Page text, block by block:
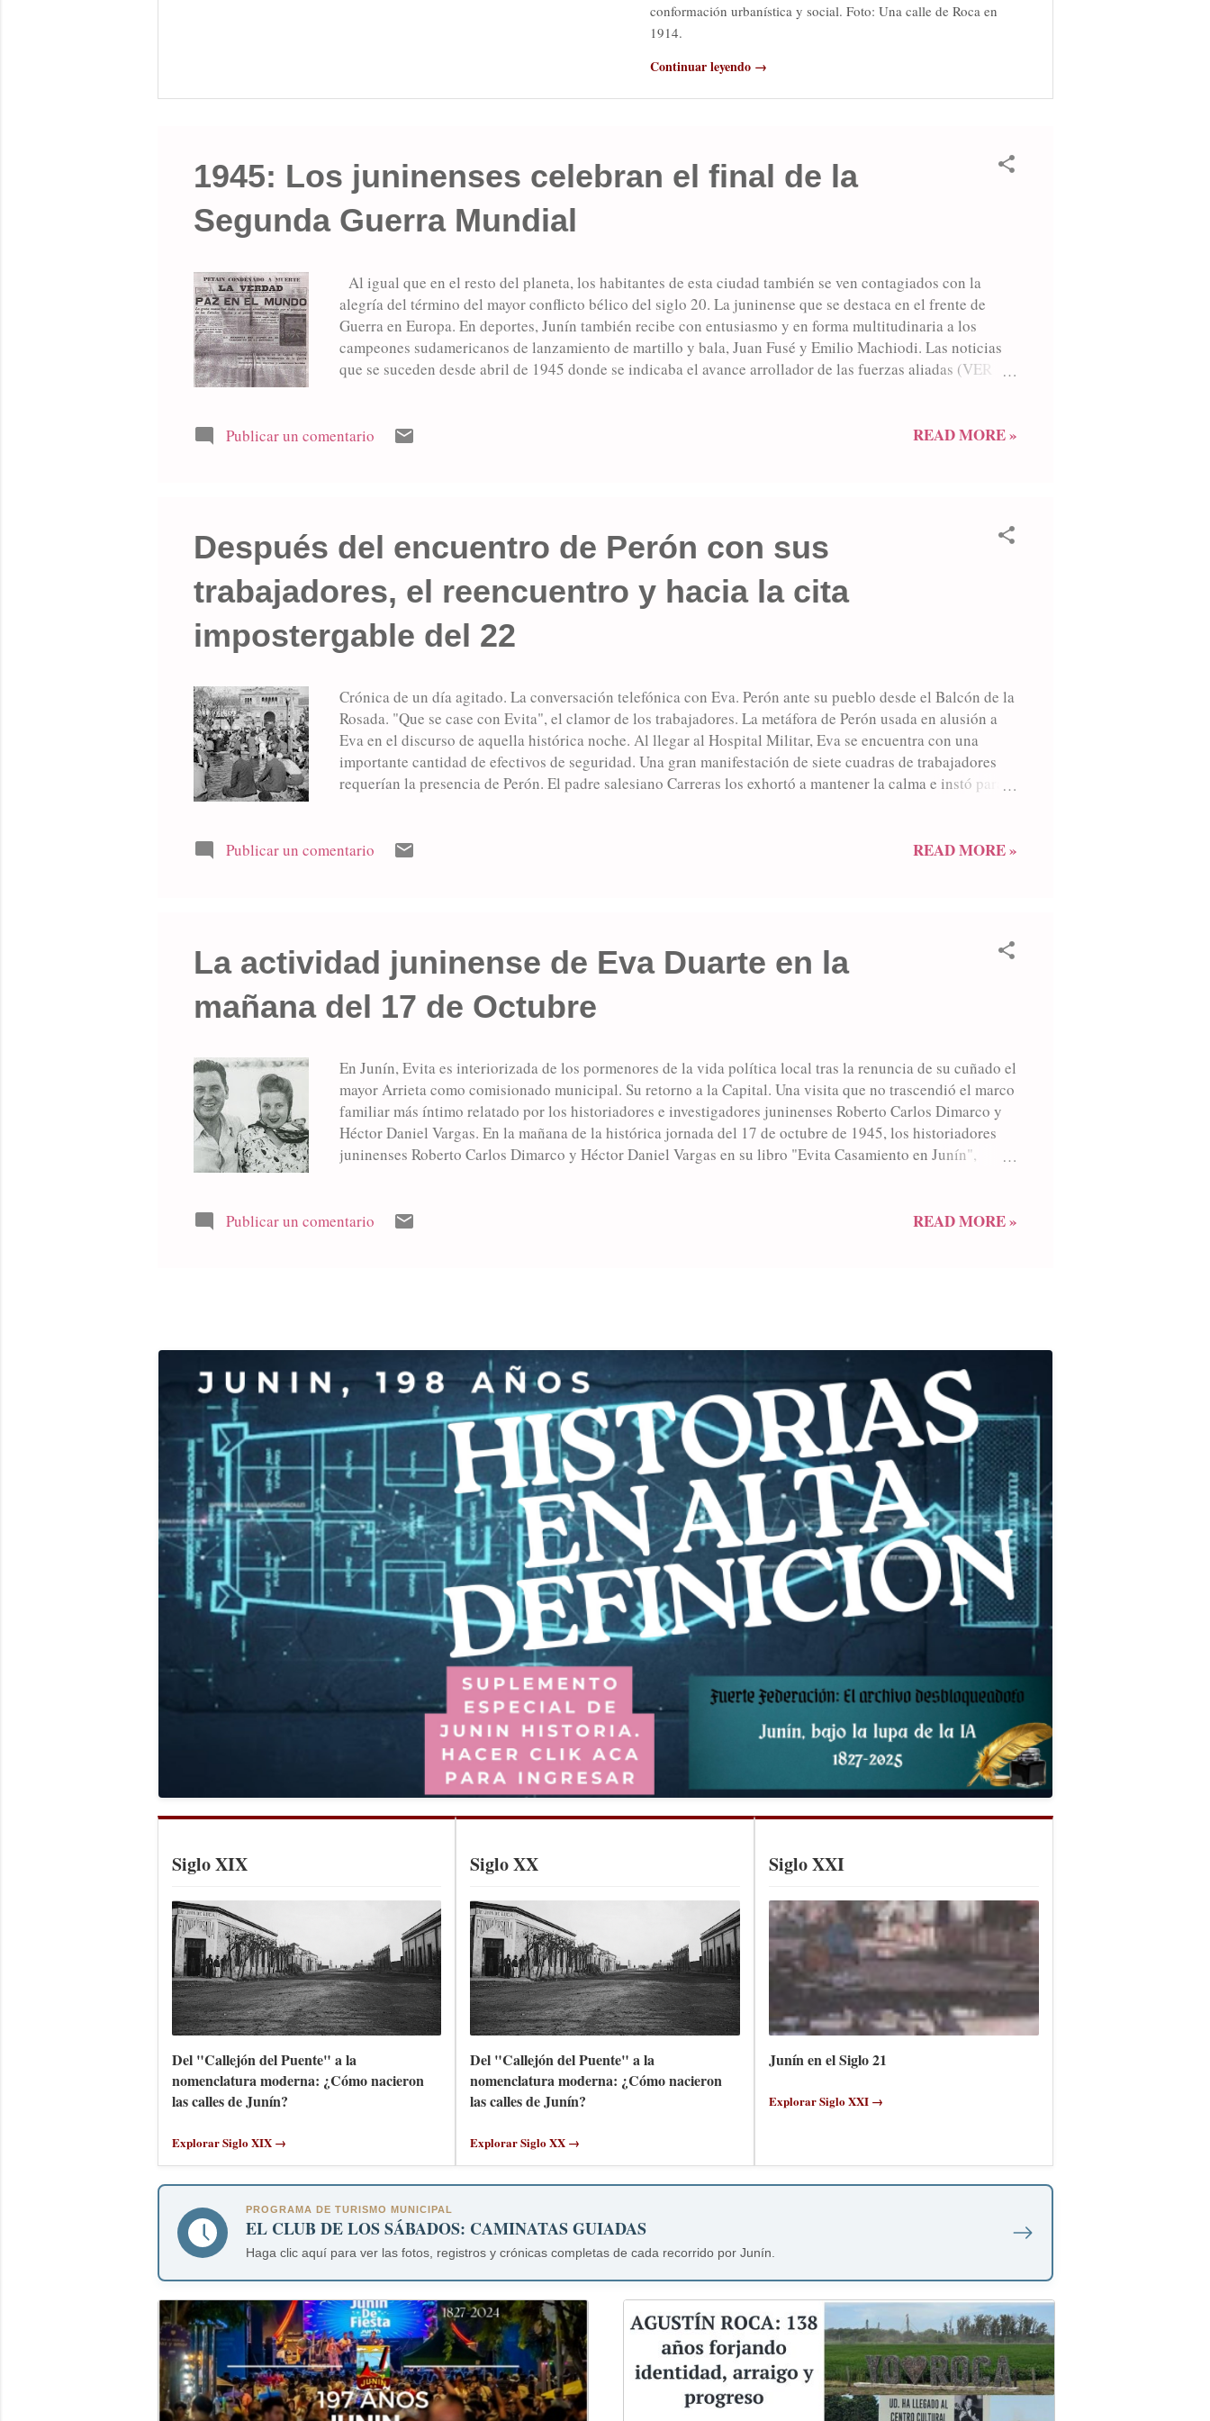
conformación urbanística y social. Foto: Una calle de Roca en
1914.
Continuar leyendo →
1945: Los juninenses celebran el final de la
Segunda Guerra Mundial
Al igual que en el resto del planeta, los habitantes de esta ciudad también se ven contagiados con la
alegría del término del mayor conflicto bélico del siglo 20. La juninense que se destaca en el frente de
Guerra en Europa. En deportes, Junín también recibe con entusiasmo y en forma multitudinaria a los
campeones sudamericanos de lanzamiento de martillo y bala, Juan Fusé y Emilio Machiodi. Las noticias
que se suceden desde abril de 1945 donde se indicaba el avance arrollador de las fuerzas aliadas (VER
actividades de celebración también en nuestra ciudad, algunas de ellas promovidas desde el Ferrocarril
Publicar un comentario READ MORE »
Después del encuentro de Perón con sus
trabajadores, el reencuentro y hacia la cita
impostergable del 22
Crónica de un día agitado. La conversación telefónica con Eva. Perón ante su pueblo desde el Balcón de la
Rosada. "Que se case con Evita", el clamor de los trabajadores. La metáfora de Perón usada en alusión a
Eva en el discurso de aquella histórica noche. Al llegar al Hospital Militar, Eva se encuentra con una
importante cantidad de efectivos de seguridad. Una gran manifestación de siete cuadras de trabajadores
requerían la presencia de Perón. El padre salesiano Carreras los exhortó a mantener la calma e instó para
solicitaban, en uno de los balcones a causa de su estado de salud. A Eva le fue prohibido el acceso en
Publicar un comentario READ MORE »
La actividad juninense de Eva Duarte en la
mañana del 17 de Octubre
En Junín, Evita es interiorizada de los pormenores de la vida política local tras la renuncia de su cuñado el
mayor Arrieta como comisionado municipal. Su retorno a la Capital. Una visita que no trascendió el marco
familiar más íntimo relatado por los historiadores e investigadores juninenses Roberto Carlos Dimarco y
Héctor Daniel Vargas. En la mañana de la histórica jornada del 17 de octubre de 1945, los historiadores
juninenses Roberto Carlos Dimarco y Héctor Daniel Vargas en su libro "Evita Casamiento en Junín",
casa de gobienro platense y otros, al centro de Buenos Aires. "Eva, de pronto, se encontró inmersa -dicen
Publicar un comentario READ MORE »
Siglo XIX
Del "Callejón del Puente" a la
nomenclatura moderna: ¿Cómo nacieron
las calles de Junín?
Explorar Siglo XIX →
Siglo XX
Del "Callejón del Puente" a la
nomenclatura moderna: ¿Cómo nacieron
las calles de Junín?
Explorar Siglo XX →
Siglo XXI
Junín en el Siglo 21
Explorar Siglo XXI →
PROGRAMA DE TURISMO MUNICIPAL
EL CLUB DE LOS SÁBADOS: CAMINATAS GUIADAS
Haga clic aquí para ver las fotos, registros y crónicas completas de cada recorrido por Junín.